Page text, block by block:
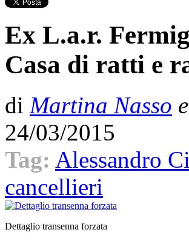
Ex L.a.r.
Casa di ratti e
di Martina Nasso e
24/03/
Tag: Alessandro
cancellieri
Dettaglio transenna forzata